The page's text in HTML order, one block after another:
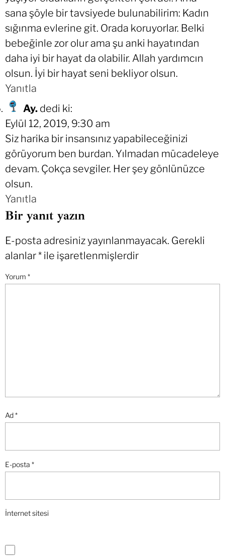
sana şöyle bir tavsiyede bulunabilirim: Kadın
sığınma evlerine git. Orada koruyorlar. Belki
bebeğinle zor olur ama şu anki hayatından
daha iyi bir hayat da olabilir. Allah yardımcın
olsun. İyi bir hayat seni bekliyor olsun.
Yanıtla
Ay. dedi ki:
Eylül 12, 2019, 9:30 am
Siz harika bir insansınız yapabileceğinizi
görüyorum ben burdan. Yılmadan mücadeleye
devam. Çokça sevgiler. Her şey gönlünüzce
olsun.
Yanıtla
Bir yanıt yazın
E-posta adresiniz yayınlanmayacak. Gerekli
alanlar* ile işaretlenmişlerdir
Yorum *
Ad*
E-posta *
İnternet sitesi